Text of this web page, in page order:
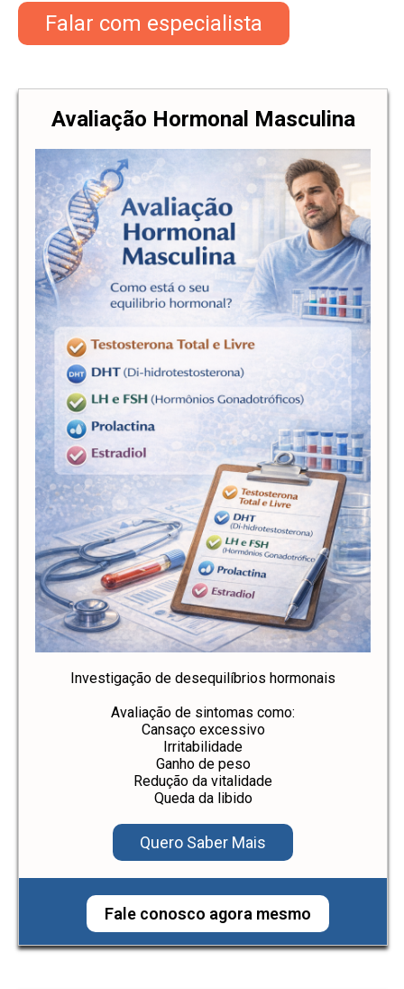
Falar com especialista
Avaliação Hormonal Masculina
Investigação de desequilíbrios hormonais
Avaliação de sintomas como:
Cansaço excessivo
Irritabilidade
Ganho de peso
Redução da vitalidade
Queda da libido
Quero Saber Mais
Fale conosco agora mesmo